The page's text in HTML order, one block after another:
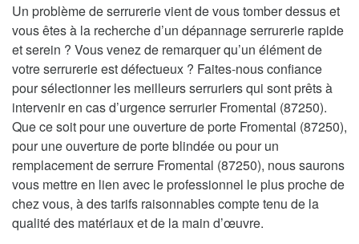
Un problème de serrurerie vient de vous tomber dessus et
vous êtes à la recherche d’un dépannage serrurerie rapide
et serein ? Vous venez de remarquer qu’un élément de
votre serrurerie est défectueux ? Faites-nous confiance
pour sélectionner les meilleurs serruriers qui sont prêts à
intervenir en cas d’urgence serrurier Fromental (87250).
Que ce soit pour une ouverture de porte Fromental (87250),
pour une ouverture de porte blindée ou pour un
remplacement de serrure Fromental (87250), nous saurons
vous mettre en lien avec le professionnel le plus proche de
chez vous, à des tarifs raisonnables compte tenu de la
qualité des matériaux et de la main d’œuvre.